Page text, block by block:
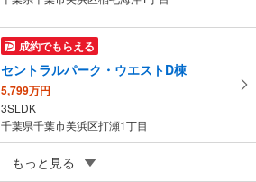
成約でもらえる
セントラルパーク・ウエストD棟
5,799万円
3SLDK
千葉県千葉市美浜区打瀬1丁目
成約でもらえる
もっと見る